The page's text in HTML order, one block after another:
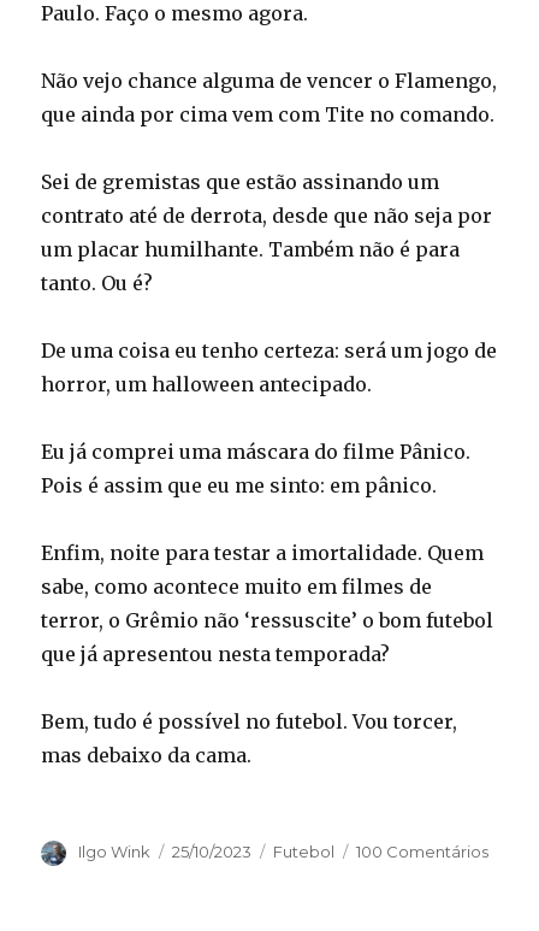
Paulo. Faço o mesmo agora.
Não vejo chance alguma de vencer o Flamengo,
que ainda por cima vem com Tite no comando.
Sei de gremistas que estão assinando um
contrato até de derrota, desde que não seja por
um placar humilhante. Também não é para
tanto. Ou é?
De uma coisa eu tenho certeza: será um jogo de
horror, um halloween antecipado.
Eu já comprei uma máscara do filme Pânico.
Pois é assim que eu me sinto: em pânico.
Enfim, noite para testar a imortalidade. Quem
sabe, como acontece muito em filmes de
terror, o Grêmio não ‘ressuscite’ o bom futebol
que já apresentou nesta temporada?
Bem, tudo é possível no futebol. Vou torcer,
mas debaixo da cama.
Autor
Ilgo Wink
Publicado
25/10/2023 Categorias
Futebol 100 Comentários